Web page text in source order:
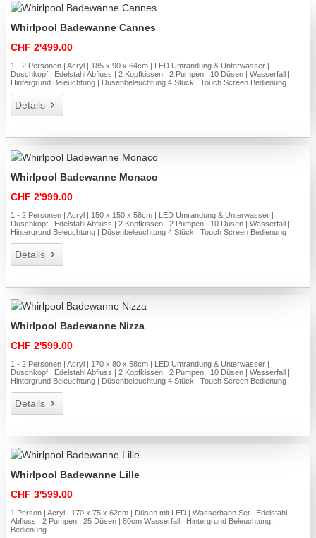
Whirlpool Badewanne Cannes
CHF 2'499.00
1 - 2 Personen | Acryl | 185 x 90 x 64cm | LED Umrandung & Unterwasser |
Duschkopf | Edelstahl Abfluss | 2 Kopfkissen | 2 Pumpen | 10 Düsen | Wasserfall |
Hintergrund Beleuchtung | Düsenbeleuchtung 4 Stück | Touch Screen Bedienung
Details
Whirlpool Badewanne Monaco
CHF 2'999.00
1 - 2 Personen | Acryl | 150 x 150 x 58cm | LED Umrandung & Unterwasser |
Duschkopf | Edelstahl Abfluss | 2 Kopfkissen | 2 Pumpen | 10 Düsen | Wasserfall |
Hintergrund Beleuchtung | Düsenbeleuchtung 4 Stück | Touch Screen Bedienung
Details
Whirlpool Badewanne Nizza
CHF 2'599.00
1 - 2 Personen | Acryl | 170 x 80 x 58cm | LED Umrandung & Unterwasser |
Duschkopf | Edelstahl Abfluss | 2 Kopfkissen | 2 Pumpen | 10 Düsen | Wasserfall |
Hintergrund Beleuchtung | Düsenbeleuchtung 4 Stück | Touch Screen Bedienung
Details
Whirlpool Badewanne Lille
CHF 3'599.00
1 Person | Acryl | 170 x 75 x 62cm | Düsen mit LED | Wasserhahn Set | Edelstahl
Abfluss | 2 Pumpen | 25 Düsen | 80cm Wasserfall | Hintergrund Beleuchtung |
Bedienung